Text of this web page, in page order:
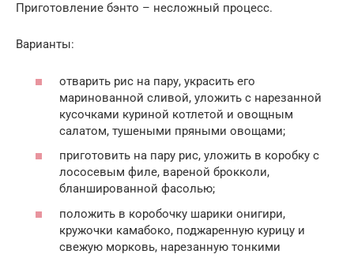
Приготовление бэнто – несложный процесс.
Варианты:
отварить рис на пару, украсить его
маринованной сливой, уложить с нарезанной
кусочками куриной котлетой и овощным
салатом, тушеными пряными овощами;
приготовить на пару рис, уложить в коробку с
лососевым филе, вареной брокколи,
бланшированной фасолью;
положить в коробочку шарики онигири,
кружочки камабоко, поджаренную курицу и
свежую морковь, нарезанную тонкими